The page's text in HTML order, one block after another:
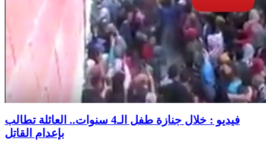
فيديو : خلال جنازة طفل الـ4 سنوات.. العائلة تطالب
بإعدام القاتل